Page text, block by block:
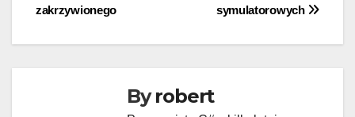
symulatorowych
zakrzywionego
Byrobert